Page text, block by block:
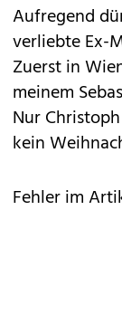
Aufregend
verliebte Ex-
Zuerst in
meinem
Nur
kein
Fehler im